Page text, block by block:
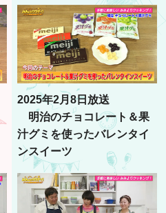
2025年2月8日放送
明治のチョコレート＆果
汁グミを使ったバレンタイ
ンスイーツ